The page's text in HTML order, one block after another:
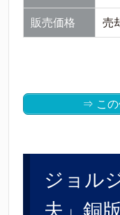
販売価格 売
⇒ この
ジョル
夫」銅